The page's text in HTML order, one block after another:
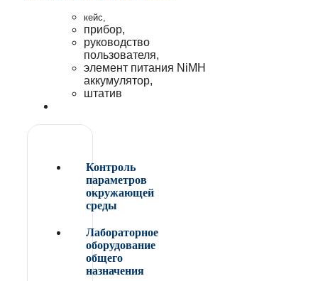
кейс,
прибор,
руководство
пользователя,
элемент питания NiMH
аккумулятор,
штатив
Контроль
параметров
окружающей
среды
Лабораторное
оборудование
общего
назначения